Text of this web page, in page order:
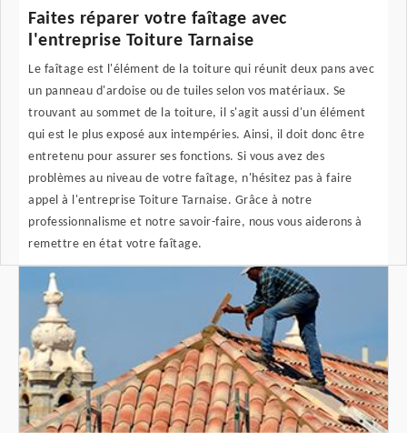
Faites réparer votre faîtage avec
l'entreprise Toiture Tarnaise
Le faîtage est l'élément de la toiture qui réunit deux pans avec
un panneau d'ardoise ou de tuiles selon vos matériaux. Se
trouvant au sommet de la toiture, il s'agit aussi d'un élément
qui est le plus exposé aux intempéries. Ainsi, il doit donc être
entretenu pour assurer ses fonctions. Si vous avez des
problèmes au niveau de votre faîtage, n'hésitez pas à faire
appel à l'entreprise Toiture Tarnaise. Grâce à notre
professionnalisme et notre savoir-faire, nous vous aiderons à
remettre en état votre faîtage.